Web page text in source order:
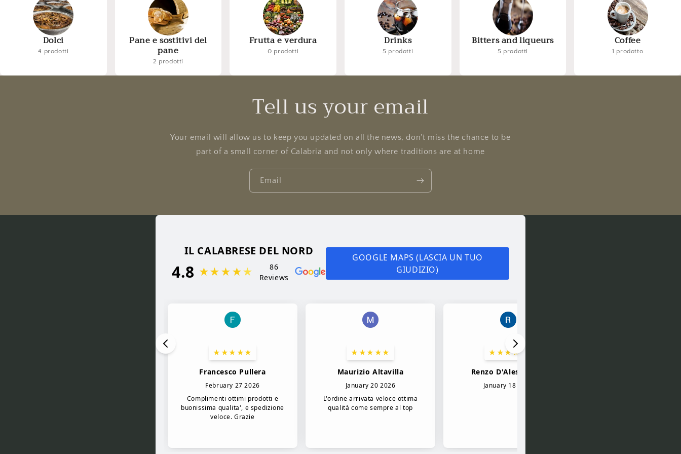
Dolci
4 prodotti
Pane e sostitivi del
pane
2 prodotti
Frutta e verdura
0 prodotti
Drinks
5 prodotti
Bitters and liqueurs
5 prodotti
Coffee
1 prodotto
Tell us your email
Your email will allow us to keep you updated on all the news, don't miss the chance to be
part of a small corner of Calabria and not only where traditions are at home
Email